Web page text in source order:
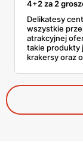
4+2 za 2
Delikatesy
wszystkie
atrakcyjnej
takie produkty
krakersy oraz